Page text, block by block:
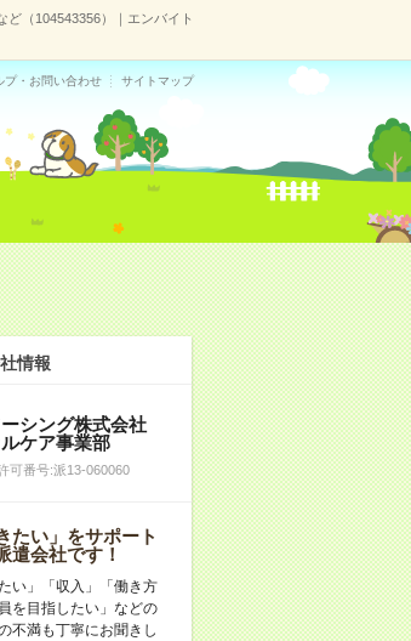
ど（104543356）｜エンバイト
プ・お問い合わせ サイトマップ
情報
ーシング株式会社
ケア事業部
可番号:派13-060060
たい」をサポート
遣会社です！
い」「収入」「働き方
を目指したい」などの
不満も丁寧にお聞きし